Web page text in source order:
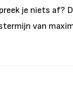
je niets af?
van